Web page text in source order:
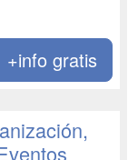
+info gratis